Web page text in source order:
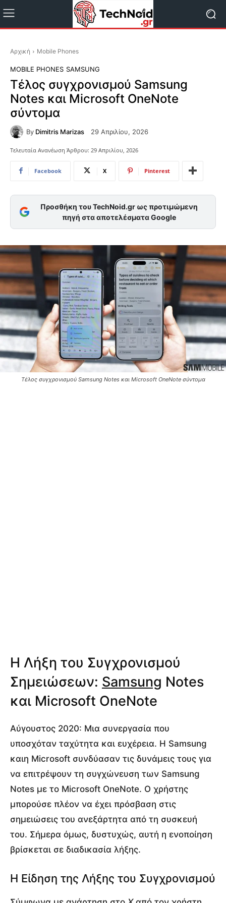
Αρχική Mobile Phones
MOBILE PHONES SAMSUNG
Τέλος συγχρονισμού Samsung
Notes και Microsoft OneNote
σύντομα
By Dimitris Marizas 29 Απριλίου, 2026
Τελευταία Ανανέωση Άρθρου: 29 Απριλίου, 2026
Facebook X Pinterest
Προσθήκη του TechNoid.gr ως προτιμώμενη
πηγή στα αποτελέσματα Google
Τέλος συγχρονισμού Samsung Notes και Microsoft OneNote σύντομα
Η Λήξη του Συγχρονισμού
Σημειώσεων: Samsung Notes
και Microsoft OneNote
Αύγουστος 2020: Μια συνεργασία που
υποσχόταν ταχύτητα και ευχέρεια. Η Samsung
καιη Microsoft συνδύασαν τις δυνάμεις τους για
να επιτρέψουν τη συγχώνευση των Samsung
Notes με το Microsoft OneNote. Ο χρήστης
μπορούσε πλέον να έχει πρόσβαση στις
σημειώσεις του ανεξάρτητα από τη συσκευή
του. Σήμερα όμως, δυστυχώς, αυτή η ενοποίηση
βρίσκεται σε διαδικασία λήξης.
Η Είδηση της Λήξης του Συγχρονισμού